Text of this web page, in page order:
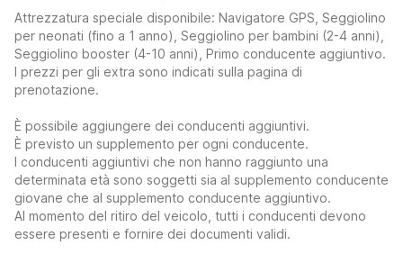
Attrezzatura speciale disponibile: Navigatore GPS, Seggiolino
per neonati (fino a 1 anno), Seggiolino per bambini (2-4 anni),
Seggiolino booster (4-10 anni), Primo conducente aggiuntivo.
I prezzi per gli extra sono indicati sulla pagina di
prenotazione.
È possibile aggiungere dei conducenti aggiuntivi.
È previsto un supplemento per ogni conducente.
I conducenti aggiuntivi che non hanno raggiunto una
determinata età sono soggetti sia al supplemento conducente
giovane che al supplemento conducente aggiuntivo.
Al momento del ritiro del veicolo, tutti i conducenti devono
essere presenti e fornire dei documenti validi.